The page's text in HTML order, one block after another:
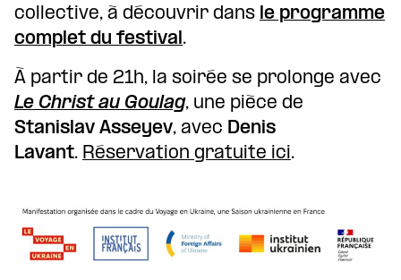
collective, à découvrir dans le programme
complet du festival.
À partir de 21h, la soirée se prolonge avec
Le Christ au Goulag, une pièce de
Stanislav Asseyev, avec Denis
Lavant. Réservation gratuite ici.